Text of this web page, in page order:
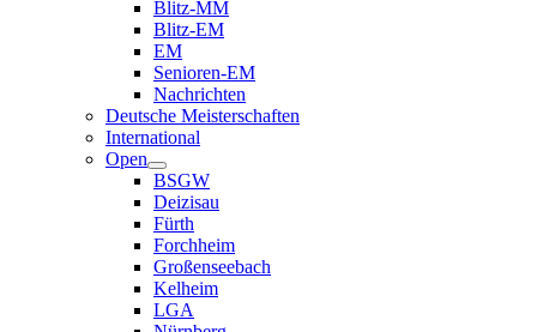
Blitz-MM
Blitz-EM
EM
Senioren-EM
Nachrichten
Deutsche Meisterschaften
International
Open
BSGW
Deizisau
Fürth
Forchheim
Großenseebach
Kelheim
LGA